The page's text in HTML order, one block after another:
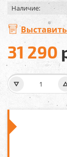
Наличие:
31 290